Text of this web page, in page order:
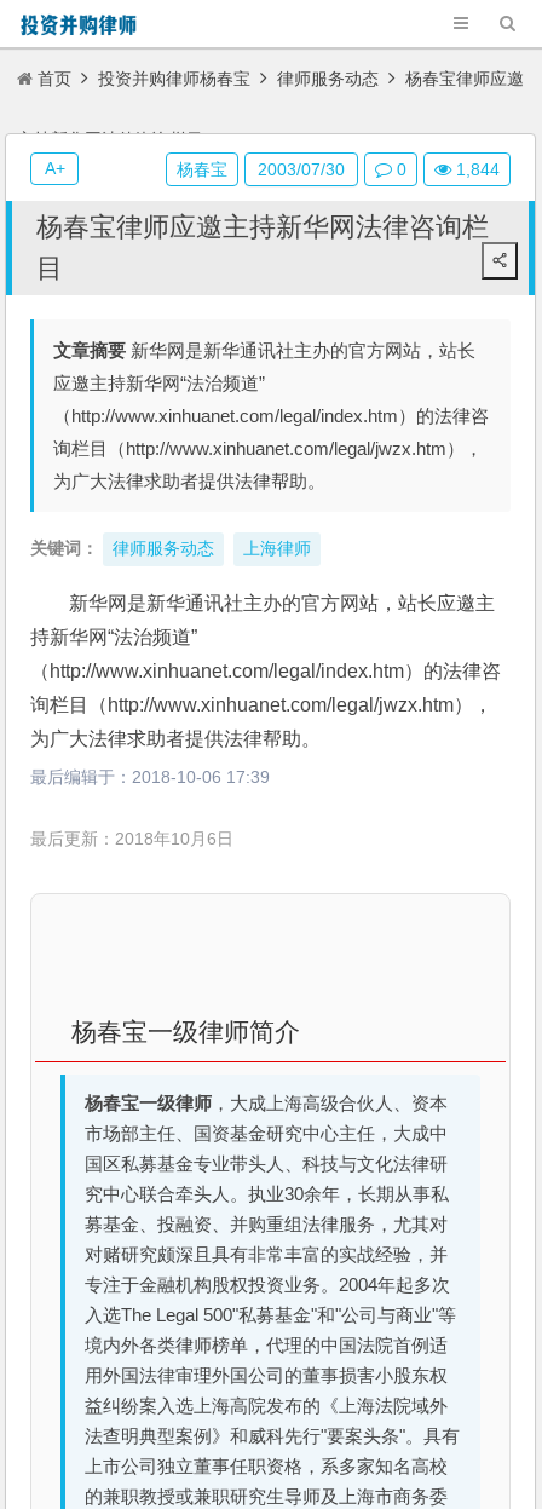
首页 投资并购律师杨春宝 律师服务动态 杨春宝律师应邀
主持新华网法律咨询栏目
杨春宝律师应邀主持新华网法律咨询栏
目
文章摘要 新华网是新华通讯社主办的官方网站，站长
应邀主持新华网“法治频道”
（http://www.xinhuanet.com/legal/index.htm）的法律咨
询栏目（http://www.xinhuanet.com/legal/jwzx.htm），
为广大法律求助者提供法律帮助。
关键词： 律师服务动态 上海律师
新华网是新华通讯社主办的官方网站，站长应邀主
持新华网“法治频道”
（http://www.xinhuanet.com/legal/index.htm）的法律咨
询栏目（http://www.xinhuanet.com/legal/jwzx.htm），
为广大法律求助者提供法律帮助。
最后编辑于： 2018-10-06 17:39
最后更新：2018年10月6日
杨春宝一级律师简介
杨春宝一级律师 ，大成上海高级合伙人、资本
市场部主任、国资基金研究中心主任，大成中
国区私募基金专业带头人、科技与文化法律研
究中心联合牵头人。执业30余年，长期从事私
募基金、投融资、并购重组法律服务，尤其对
对赌研究颇深且具有非常丰富的实战经验，并
专注于金融机构股权投资业务。2004年起多次
入选The Legal 500"私募基金"和"公司与商业"等
境内外各类律师榜单，代理的中国法院首例适
用外国法律审理外国公司的董事损害小股东权
益纠纷案入选上海高院发布的《上海法院域外
法查明典型案例》和威科先行"要案头条"。具有
上市公司独立董事任职资格，系多家知名高校
的兼职教授或兼职研究生导师及上海市商务委
杨春宝 2003/07/30 0 1,844
A+